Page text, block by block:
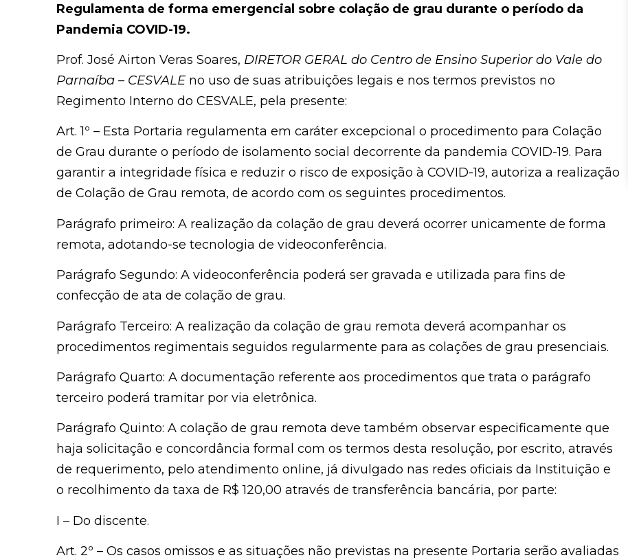
Regulamenta de forma emergencial sobre colação de grau durante o período da
Pandemia COVID-19.
Prof. José Airton Veras Soares, DIRETOR GERAL do Centro de Ensino Superior do Vale do
Parnaíba – CESVALE no uso de suas atribuições legais e nos termos previstos no
Regimento Interno do CESVALE, pela presente:
Art. 1º – Esta Portaria regulamenta em caráter excepcional o procedimento para Colação
de Grau durante o período de isolamento social decorrente da pandemia COVID-19. Para
garantir a integridade física e reduzir o risco de exposição à COVID-19, autoriza a realização
de Colação de Grau remota, de acordo com os seguintes procedimentos.
Parágrafo primeiro: A realização da colação de grau deverá ocorrer unicamente de forma
remota, adotando-se tecnologia de videoconferência.
Parágrafo Segundo: A videoconferência poderá ser gravada e utilizada para fins de
confecção de ata de colação de grau.
Parágrafo Terceiro: A realização da colação de grau remota deverá acompanhar os
procedimentos regimentais seguidos regularmente para as colações de grau presenciais.
Parágrafo Quarto: A documentação referente aos procedimentos que trata o parágrafo
terceiro poderá tramitar por via eletrônica.
Parágrafo Quinto: A colação de grau remota deve também observar especificamente que
haja solicitação e concordância formal com os termos desta resolução, por escrito, através
de requerimento, pelo atendimento online, já divulgado nas redes oficiais da Instituição e
o recolhimento da taxa de R$ 120,00 através de transferência bancária, por parte:
I – Do discente.
Art. 2º – Os casos omissos e as situações não previstas na presente Portaria serão avaliadas